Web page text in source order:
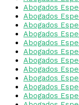
Abogados
Abogados
Abogados
Abogados
Abogados
Abogados
Abogados
Abogados
Abogados
Abogados
Abogados